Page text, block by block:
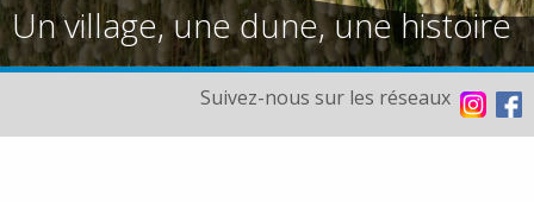
Un village, une dune, une histoire
Suivez-nous sur les réseaux